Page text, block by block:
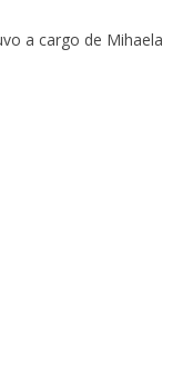
a cargo de Mihaela